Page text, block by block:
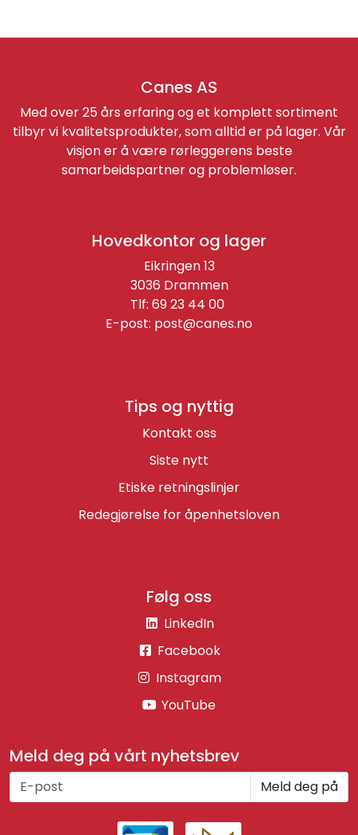
Canes AS
Med over 25 års erfaring og et komplett sortiment
tilbyr vi kvalitetsprodukter, som alltid er på lager. Vår
visjon er å være rørleggerens beste
samarbeidspartner og problemløser.
Meld deg på vårt nyhetsbrev
Meld deg på
Tips og nyttig
Kontakt oss
Siste nytt
Etiske retningslinjer
Redegjørelse for åpenhetsloven
Følg oss
LinkedIn
Facebook
Instagram
YouTube
Hovedkontor og lager
Eikringen 13
3036 Drammen
Tlf: 69 23 44 00
E-post: post@canes.no